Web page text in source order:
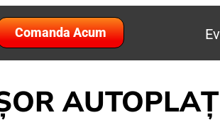
Comanda Acum